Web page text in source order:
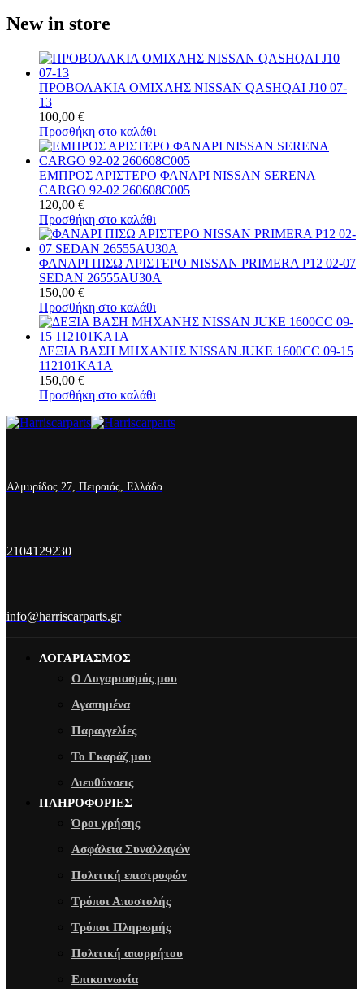
New in store
ΠΡΟΒΟΛΑΚΙΑ ΟΜΙΧΛΗΣ NISSAN QASHQAI J10 07-
13
100,00 €
Προσθήκη στο καλάθι
ΕΜΠΡΟΣ ΑΡΙΣΤΕΡΟ ΦΑΝΑΡΙ NISSAN SERENA
CARGO 92-02 260608C005
120,00 €
Προσθήκη στο καλάθι
ΦΑΝΑΡΙ ΠΙΣΩ ΑΡΙΣΤΕΡΟ NISSAN PRIMERA P12 02-07
SEDAN 26555AU30A
150,00 €
Προσθήκη στο καλάθι
ΔΕΞΙΑ ΒΑΣΗ ΜΗΧΑΝΗΣ NISSAN JUKE 1600CC 09-15
112101KA1A
150,00 €
Προσθήκη στο καλάθι
Αλμυρίδος 27, Πειραιάς, Ελλάδα
2104129230
info@harriscarparts.gr
ΛΟΓΑΡΙΑΣΜΟΣ
Ο Λογαριασμός μου
Αγαπημένα
Παραγγελίες
Το Γκαράζ μου
Διευθύνσεις
ΠΛΗΡΟΦΟΡΙΕΣ
Όροι χρήσης
Ασφάλεια Συναλλαγών
Πολιτική επιστροφών
Τρόποι Αποστολής
Τρόποι Πληρωμής
Πολιτική απορρήτου
Επικοινωνία